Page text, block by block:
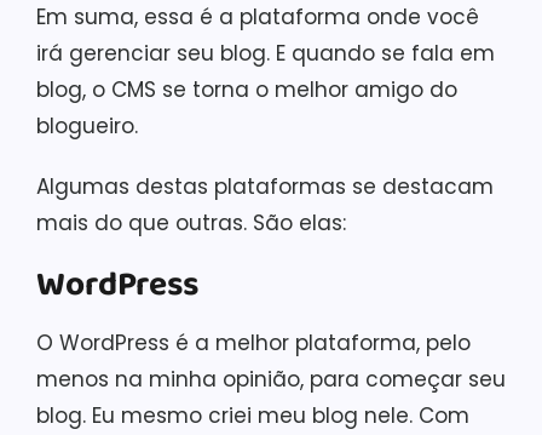
Em suma, essa é a plataforma onde você
irá gerenciar seu blog. E quando se fala em
blog, o CMS se torna o melhor amigo do
blogueiro.
Algumas destas plataformas se destacam
mais do que outras. São elas:
WordPress
O WordPress é a melhor plataforma, pelo
menos na minha opinião, para começar seu
blog. Eu mesmo criei meu blog nele. Com